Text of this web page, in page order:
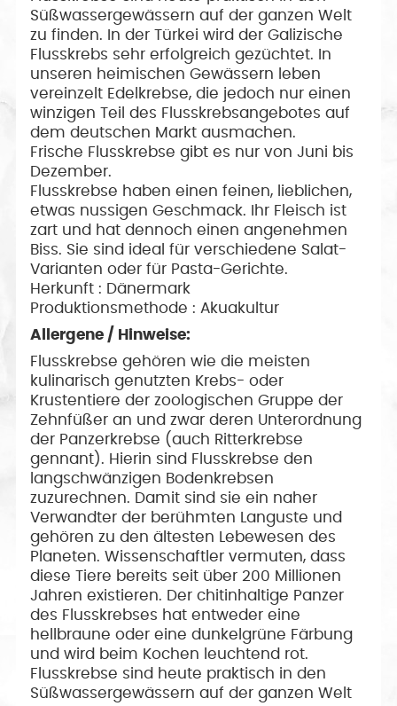
Süßwassergewässern auf der ganzen Welt
zu finden. In der Türkei wird der Galizische
Flusskrebs sehr erfolgreich gezüchtet. In
unseren heimischen Gewässern leben
vereinzelt Edelkrebse, die jedoch nur einen
winzigen Teil des Flusskrebsangebotes auf
dem deutschen Markt ausmachen.
Frische Flusskrebse gibt es nur von Juni bis
Dezember.
Flusskrebse haben einen feinen, lieblichen,
etwas nussigen Geschmack. Ihr Fleisch ist
zart und hat dennoch einen angenehmen
Biss. Sie sind ideal für verschiedene Salat-
Varianten oder für Pasta-Gerichte.
Herkunft : Dänermark
Produktionsmethode : Akuakultur
Allergene / Hinweise:
Flusskrebse gehören wie die meisten
kulinarisch genutzten Krebs- oder
Krustentiere der zoologischen Gruppe der
Zehnfüßer an und zwar deren Unterordnung
der Panzerkrebse (auch Ritterkrebse
gennant). Hierin sind Flusskrebse den
langschwänzigen Bodenkrebsen
zuzurechnen. Damit sind sie ein naher
Verwandter der berühmten Languste und
gehören zu den ältesten Lebewesen des
Planeten. Wissenschaftler vermuten, dass
diese Tiere bereits seit über 200 Millionen
Jahren existieren. Der chitinhaltige Panzer
des Flusskrebses hat entweder eine
hellbraune oder eine dunkelgrüne Färbung
und wird beim Kochen leuchtend rot.
Flusskrebse sind heute praktisch in den
Süßwassergewässern auf der ganzen Welt